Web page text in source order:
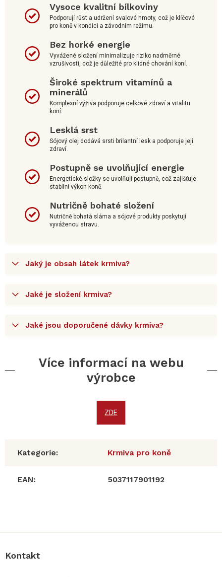
Vysoce kvalitní bílkoviny
Podporují růst a udržení svalové hmoty, což je klíčové
pro koně v kondici a závodním režimu.
Bez horké energie
Vyvážené složení minimalizuje riziko nadměrné
vzrušivosti, což je důležité pro klidné chování koní.
Široké spektrum vitamínů a
minerálů
Komplexní výživa podporuje celkové zdraví a vitalitu
koní.
Lesklá srst
Sójový olej dodává srsti brilantní lesk a podporuje její
zdraví.
Postupně se uvolňující energie
Energetické složky se uvolňují postupně, což zajišťuje
stabilní výkon koně.
Nutričně bohaté složení
Nutričně bohatá sláma a sójové produkty poskytují
vyváženou stravu.
Jaký je obsah látek krmiva?
Jaké je složení krmiva?
Jaké jsou doporučené dávky krmiva?
Více informací na webu
výrobce
ZDE
Kategorie: Krmiva pro koně
EAN: 5037117901192
Kontakt